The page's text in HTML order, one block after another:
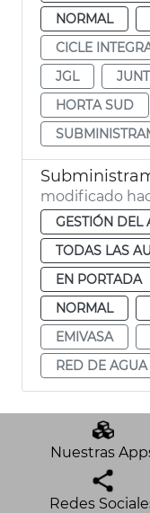
NORMAL
CICLE
JGL
HORTA SUD
modificado
GESTIÓN DEL
TODAS LAS
EN PORTADA
NORMAL
EMIVASA
RED DE
Nuestras
Redes